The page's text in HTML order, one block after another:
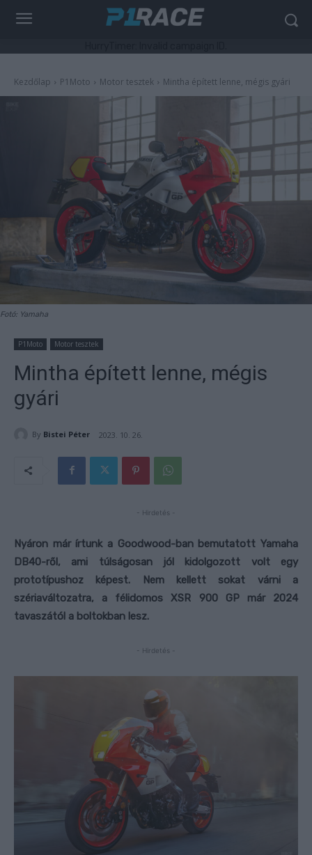
Kezdőlap P1Moto Motor tesztek Mintha épített lenne, mégis gyári
Fotó: Yamaha
P1Moto Motor tesztek
Mintha épített lenne, mégis
gyári
By Bistei Péter 2023. 10. 26.
- Hirdetés -
Nyáron már írtunk a Goodwood-ban bemutatott Yamaha
DB40-ről, ami túlságosan jól kidolgozott volt egy
prototípushoz képest. Nem kellett sokat várni a
szériaváltozatra, a félidomos XSR 900 GP már 2024
tavaszától a boltokban lesz.
- Hirdetés -